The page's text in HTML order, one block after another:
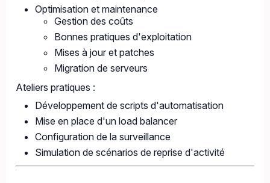
Optimisation et maintenance
Gestion des coûts
Bonnes pratiques d'exploitation
Mises à jour et patches
Migration de serveurs
Ateliers pratiques :
Développement de scripts d'automatisation
Mise en place d'un load balancer
Configuration de la surveillance
Simulation de scénarios de reprise d'activité